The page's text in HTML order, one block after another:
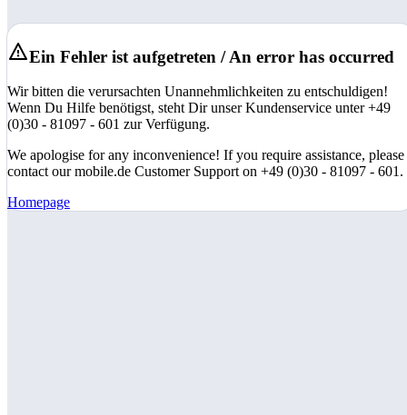
Ein Fehler ist aufgetreten / An error has occurred
Wir bitten die verursachten Unannehmlichkeiten zu entschuldigen!
Wenn Du Hilfe benötigst, steht Dir unser Kundenservice unter +49
(0)30 - 81097 - 601 zur Verfügung.
We apologise for any inconvenience! If you require assistance, please
contact our mobile.de Customer Support on +49 (0)30 - 81097 - 601.
Homepage